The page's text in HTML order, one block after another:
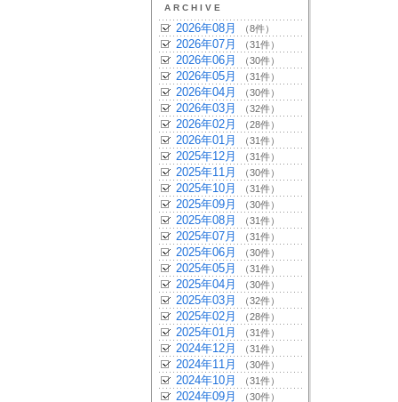
ARCHIVE
2026年08月 （8件）
2026年07月 （31件）
2026年06月 （30件）
2026年05月 （31件）
2026年04月 （30件）
2026年03月 （32件）
2026年02月 （28件）
2026年01月 （31件）
2025年12月 （31件）
2025年11月 （30件）
2025年10月 （31件）
2025年09月 （30件）
2025年08月 （31件）
2025年07月 （31件）
2025年06月 （30件）
2025年05月 （31件）
2025年04月 （30件）
2025年03月 （32件）
2025年02月 （28件）
2025年01月 （31件）
2024年12月 （31件）
2024年11月 （30件）
2024年10月 （31件）
2024年09月 （30件）